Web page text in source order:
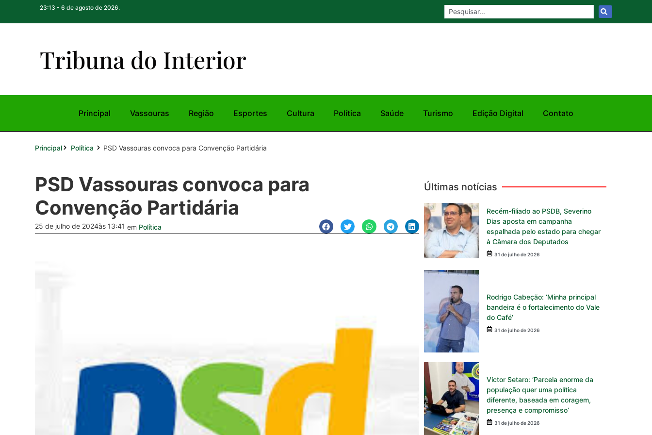
23:13 - 6 de agosto de 2026.
Tribuna do Interior
Principal Vassouras Região Esportes Cultura Política Saúde Turismo Edição Digital Contato
Principal Política PSD Vassouras convoca para Convenção Partidária
PSD Vassouras convoca para
Convenção Partidária
25 de julho de 2024às 13:41 em Política
Últimas notícias
Recém-filiado ao PSDB, Severino
Dias aposta em campanha
espalhada pelo estado para chegar
à Câmara dos Deputados
31 de julho de 2026
Rodrigo Cabeção: ‘Minha principal
bandeira é o fortalecimento do Vale
do Café’
31 de julho de 2026
Víctor Setaro: ‘Parcela enorme da
população quer uma política
diferente, baseada em coragem,
presença e compromisso’
31 de julho de 2026